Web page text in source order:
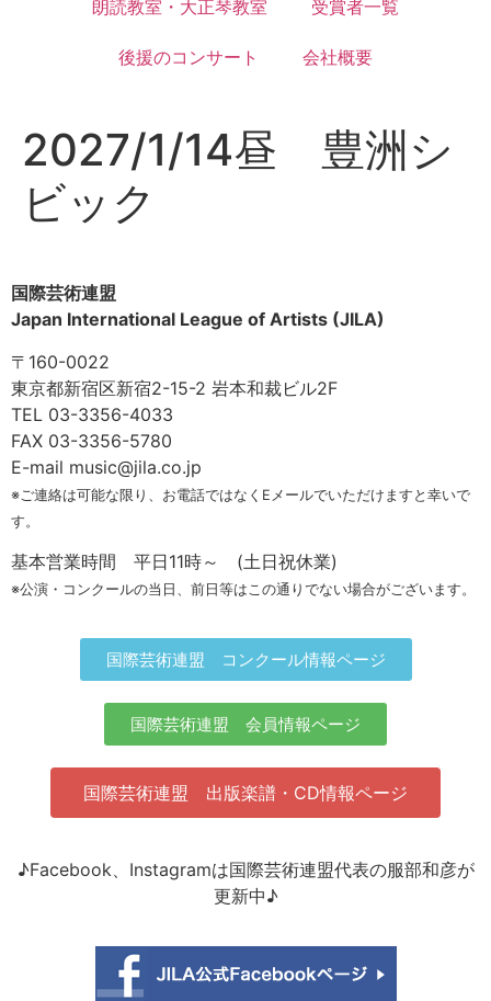
朗読教室・大正琴教室 受賞者一覧
後援のコンサート 会社概要
2027/1/14昼 豊洲シ
ビック
国際芸術連盟
Japan International League of Artists (JILA)
〒160-0022
東京都新宿区新宿2-15-2 岩本和裁ビル2F
TEL 03-3356-4033
FAX 03-3356-5780
E-mail music@jila.co.jp
※ご連絡は可能な限り、お電話ではなくEメールでいただけますと幸いで
す。
基本営業時間 平日11時～ (土日祝休業)
※公演・コンクールの当日、前日等はこの通りでない場合がございます。
国際芸術連盟 コンクール情報ページ
国際芸術連盟 会員情報ページ
国際芸術連盟 出版楽譜・CD情報ページ
♪Facebook、Instagramは国際芸術連盟代表の服部和彦が
更新中♪